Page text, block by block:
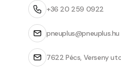
+36 20 259 0922
pneuplus@pneuplus.hu
7622 Pécs, Verseny